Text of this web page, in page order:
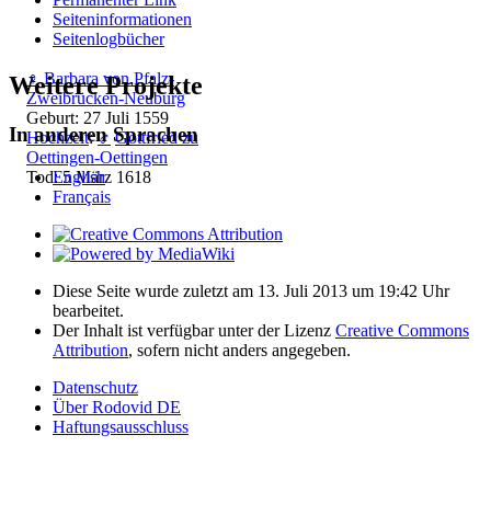
♀ Barbara von Pfalz-
Zweibrücken-Neuburg
Geburt: 27 Juli 1559
Hochzeit:♂ Gottfried zu
Oettingen-Oettingen
Tod: 5 März 1618
Seiten­­informationen
Seitenlogbücher
Weitere Projekte
In anderen Sprachen
English
Français
Diese Seite wurde zuletzt am 13. Juli 2013 um 19:42 Uhr
bearbeitet.
Der Inhalt ist verfügbar unter der Lizenz Creative Commons
Attribution, sofern nicht anders angegeben.
Datenschutz
Über Rodovid DE
Haftungsausschluss